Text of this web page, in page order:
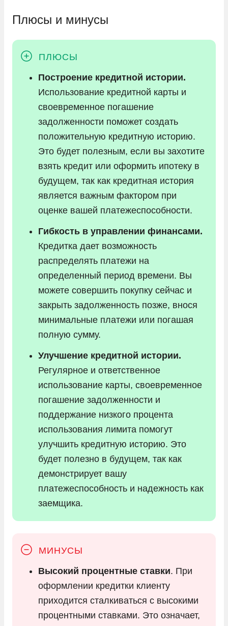
Плюсы и минусы
Построение кредитной истории.
Использование кредитной карты и
своевременное погашение
задолженности поможет создать
положительную кредитную историю.
Это будет полезным, если вы захотите
взять кредит или оформить ипотеку в
будущем, так как кредитная история
является важным фактором при
оценке вашей платежеспособности.
Гибкость в управлении финансами.
Кредитка дает возможность
распределять платежи на
определенный период времени. Вы
можете совершить покупку сейчас и
закрыть задолженность позже, внося
минимальные платежи или погашая
полную сумму.
Улучшение кредитной истории.
Регулярное и ответственное
использование карты, своевременное
погашение задолженности и
поддержание низкого процента
использования лимита помогут
улучшить кредитную историю. Это
будет полезно в будущем, так как
демонстрирует вашу
платежеспособность и надежность как
заемщика.
Высокий процентные ставки. При
оформлении кредитки клиенту
приходится сталкиваться с высокими
процентными ставками. Это означает,